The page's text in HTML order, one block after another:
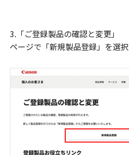
3.「ご登録製品の確認と変更」
ページで「新規製品登録」を選択